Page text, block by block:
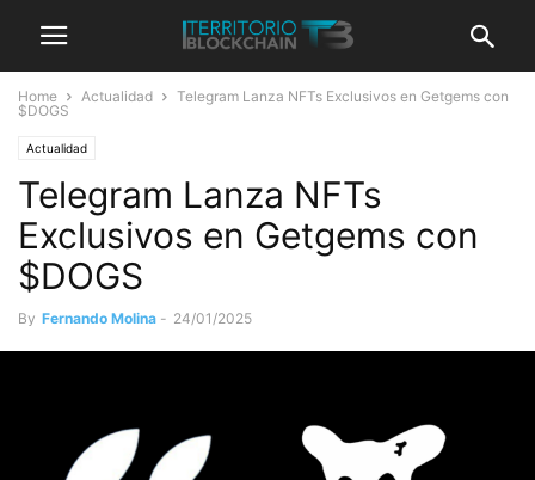
Home Actualidad
Telegram Lanza NFTs Exclusivos en Getgems con
$DOGS
Actualidad
Telegram Lanza NFTs
Exclusivos en Getgems con
$DOGS
By Fernando Molina - 24/01/2025